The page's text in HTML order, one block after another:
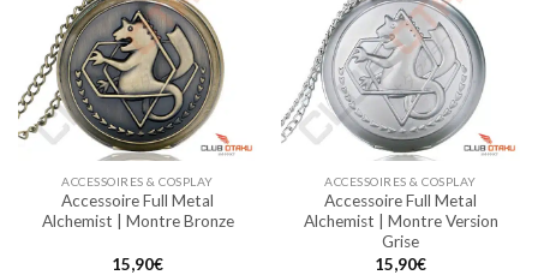
Les
options
peuvent
être
choisies
sur
la
page
du
Les
options
peuvent
être
choisies
sur
la
page
du
produit
ACCESSOIRES & COSPLAY
Accessoire Full Metal
Alchemist | Montre Bronze
15,90€
ACCESSOIRES & COSPLAY
Accessoire Full Metal
Alchemist | Montre Version
Grise
15,90€